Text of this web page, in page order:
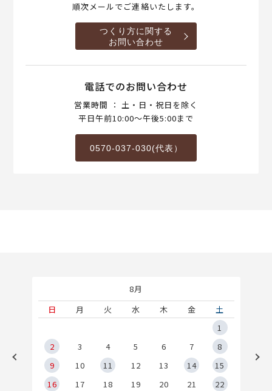
順次メールでご連絡いたします。
つくり方に関する
お問い合わせ
電話でのお問い合わせ
営業時間 ： 土・日・祝日を除く
平日午前10:00～午後5:00まで
0570-037-030(代表）
8月
日
月 火 水 木 金
土
1
2
3 4 5 6 7
8
9
10 11 12 13 14
15
16
17 18 19 20 21
22